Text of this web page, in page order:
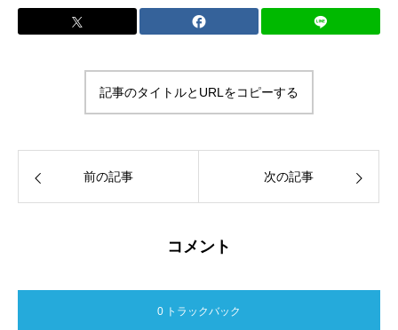
記事のタイトルとURLをコピーする
前の記事 次の記事
コメント
0 トラックバック